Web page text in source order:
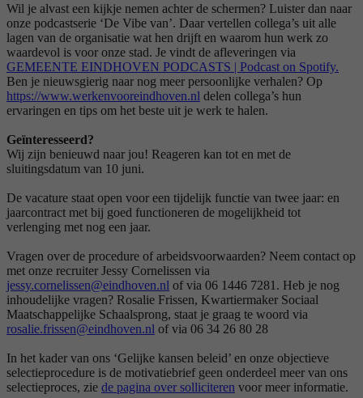
Wil je alvast een kijkje nemen achter de schermen? Luister dan naar
onze podcastserie ‘De Vibe van’. Daar vertellen collega’s uit alle
lagen van de organisatie wat hen drijft en waarom hun werk zo
waardevol is voor onze stad. Je vindt de afleveringen via
GEMEENTE EINDHOVEN PODCASTS | Podcast on Spotify.
Ben je nieuwsgierig naar nog meer persoonlijke verhalen? Op
https://www.werkenvooreindhoven.nl delen collega’s hun
ervaringen en tips om het beste uit je werk te halen.
Geïnteresseerd?
Wij zijn benieuwd naar jou! Reageren kan tot en met de
sluitingsdatum van 10 juni.
De vacature staat open voor een tijdelijk functie van twee jaar: en
jaarcontract met bij goed functioneren de mogelijkheid tot
verlenging met nog een jaar.
Vragen over de procedure of arbeidsvoorwaarden? Neem contact op
met onze recruiter Jessy Cornelissen via
jessy.cornelissen@eindhoven.nl of via 06 1446 7281. Heb je nog
inhoudelijke vragen? Rosalie Frissen, Kwartiermaker Sociaal
Maatschappelijke Schaalsprong, staat je graag te woord via
rosalie.frissen@eindhoven.nl of via 06 34 26 80 28
In het kader van ons ‘Gelijke kansen beleid’ en onze objectieve
selectieprocedure is de motivatiebrief geen onderdeel meer van ons
selectieproces, zie de pagina over solliciteren voor meer informatie.